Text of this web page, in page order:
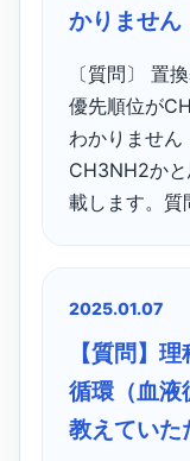
かりません
〔質問〕 置
優先順位が
わかりませ
CH3NH2か
載します。
2025.01.07
【質問】
循環（血液
教えていた